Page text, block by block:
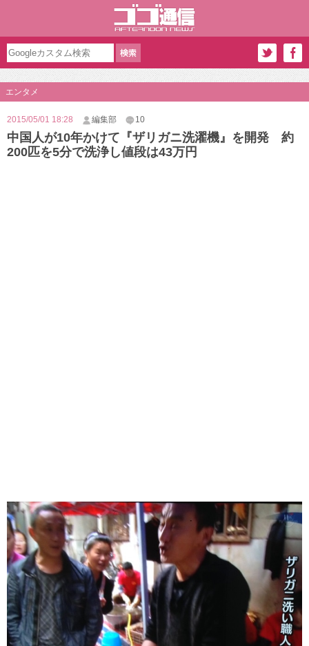
エンタメ
2015/05/01 18:28 編集部 10
中国人が10年かけて『ザリガニ洗濯機』を開発 約
200匹を5分で洗浄し値段は43万円